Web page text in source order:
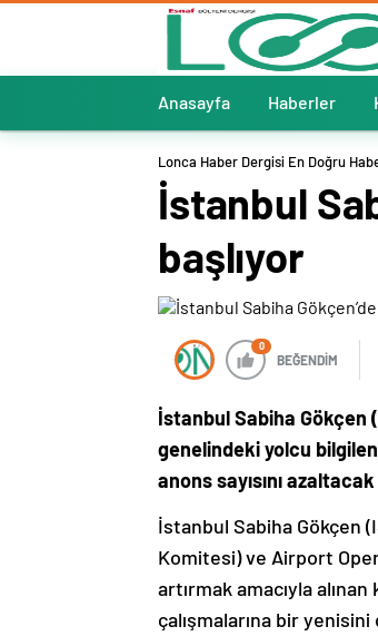
Anasayfa Haberler
Lonca Haber Dergisi En Doğru
İstanbul
başlıyor
0
BEĞENDİM
İstanbul Sabiha Gökçen
genelindeki yolcu
anons sayısını
İstanbul Sabiha Gökçen
Komitesi) ve Airport
artırmak amacıyla
çalışmalarına bir yenisini